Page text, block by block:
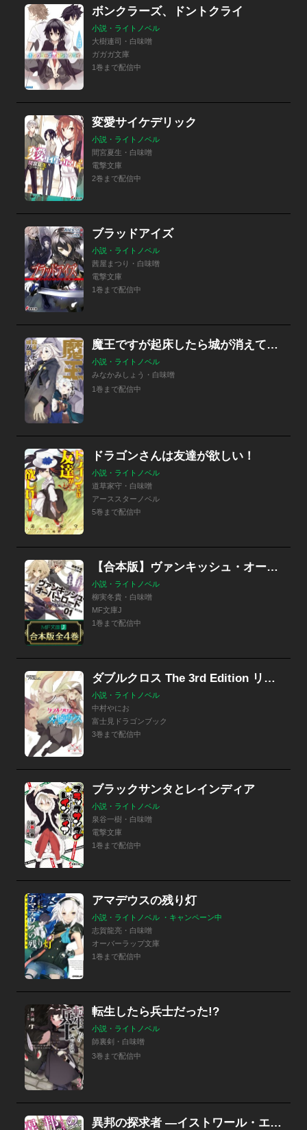
ボンクラーズ、ドントクライ
小説・ライトノベル
大樹連司・白味噌
ガガガ文庫
1巻まで配信中
変愛サイケデリック
小説・ライトノベル
間宮夏生・白味噌
電撃文庫
2巻まで配信中
ブラッドアイズ
小説・ライトノベル
茜屋まつり・白味噌
電撃文庫
1巻まで配信中
魔王ですが起床したら城が消えていました。
小説・ライトノベル
みなかみしょう・白味噌
1巻まで配信中
ドラゴンさんは友達が欲しい！
小説・ライトノベル
道草家守・白味噌
アーススターノベル
5巻まで配信中
【合本版】ヴァンキッシュ・オーバーロード
小説・ライトノベル
柳実冬貴・白味噌
MF文庫J
1巻まで配信中
ダブルクロス The 3rd Edition リプレイ・メビウス
小説・ライトノベル
中村やにお
富士見ドラゴンブック
3巻まで配信中
ブラックサンタとレインディア
小説・ライトノベル
泉谷一樹・白味噌
電撃文庫
1巻まで配信中
アマデウスの残り灯
小説・ライトノベル ・キャンペーン中
志賀龍亮・白味噌
オーバーラップ文庫
1巻まで配信中
転生したら兵士だった!?
小説・ライトノベル
師裏剣・白味噌
3巻まで配信中
異邦の探求者 ―イストワール・エトランゼ―